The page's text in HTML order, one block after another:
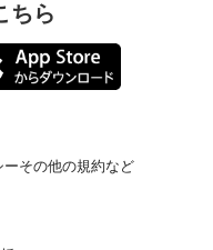
ちら
ーその他の規約など